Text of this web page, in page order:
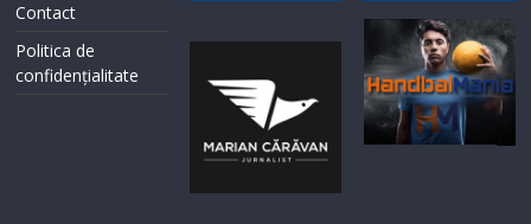
Contact
Politica de
confidențialitate